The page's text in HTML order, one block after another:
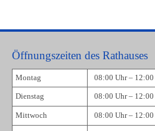
Öffnungszeiten des Rathauses
Montag 08:00 Uhr –
Dienstag 08:00 Uhr –
Mittwoch 08:00 Uhr –